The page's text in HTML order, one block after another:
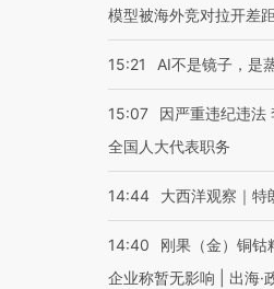
模型被海外竞对拉开差距
15:21 AI不是镜子，是
15:07
因严重违纪违法
全国人大代表职务
14:44 大西洋观察｜特
14:40
刚果（金）铜钴
企业称暂无影响 | 出海·